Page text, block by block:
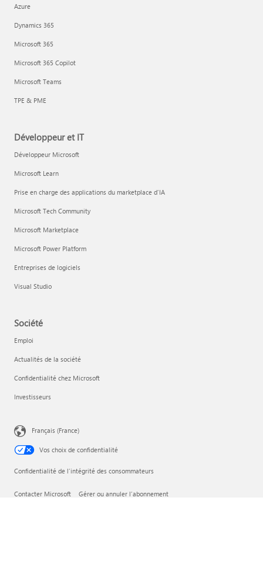
Azure
Dynamics 365
Microsoft 365
Microsoft 365 Copilot
Microsoft Teams
TPE & PME
Développeur et IT
Développeur Microsoft
Microsoft Learn
Prise en charge des applications du marketplace d’IA
Microsoft Tech Community
Microsoft Marketplace
Microsoft Power Platform
Entreprises de logiciels
Visual Studio
Société
Emploi
Actualités de la société
Confidentialité chez Microsoft
Investisseurs
Français (France)
Vos choix de confidentialité
Confidentialité de l’intégrité des consommateurs
Contacter Microsoft Gérer ou annuler l’abonnement